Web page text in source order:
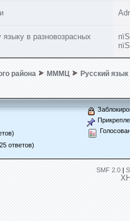
в разновозрасных
района МММЦ Русский
ответов)
SMF 2.0 |